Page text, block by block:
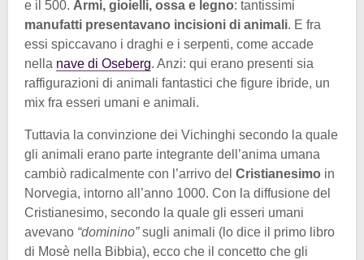
e il 500. Armi, gioielli, ossa e legno: tantissimi
manufatti presentavano incisioni di animali. E fra
essi spiccavano i draghi e i serpenti, come accade
nella nave di Oseberg. Anzi: qui erano presenti sia
raffigurazioni di animali fantastici che figure ibride, un
mix fra esseri umani e animali.
Tuttavia la convinzione dei Vichinghi secondo la quale
gli animali erano parte integrante dell’anima umana
cambiò radicalmente con l’arrivo del Cristianesimo in
Norvegia, intorno all’anno 1000. Con la diffusione del
Cristianesimo, secondo la quale gli esseri umani
avevano “dominino”sugli animali (lo dice il primo libro
di Mosè nella Bibbia), ecco che il concetto che gli